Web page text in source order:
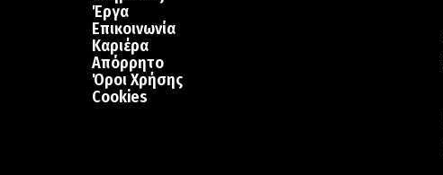
Έργα
Επικοινωνία
Καριέρα
Απόρρητο
Όροι Χρήσης
Cookies